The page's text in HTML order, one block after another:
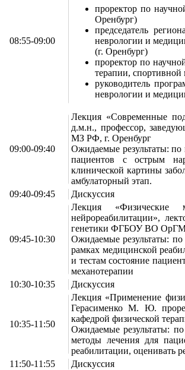
08:55-09:00
проректор по
Оренбург)
председатель
неврологии и
(г. Оренбург)
проректор по
терапии,
руководитель
неврологии и
09:00-09:40
Лекция «Современные
д.м.н., профессор,
МЗ РФ, г. Оренбург
Ожидаемые результаты: по
пациентов с острым
клинической картины
амбулаторный этап.
09:40-09:45
Дискуссия
09:45-10:30
Лекция «Физические
нейрореабилитации»,
генетики ФГБОУ ВО
Ожидаемые результаты: по
рамках медицинской
и тестам состояние
механотерапии
10:30-10:35
Дискуссия
10:35-11:50
Лекция «Применение
Герасименко М. Ю.
кафедрой физической
Ожидаемые результаты: по
методы лечения для
реабилитации, оценивать
11:50-11:55
Дискуссия